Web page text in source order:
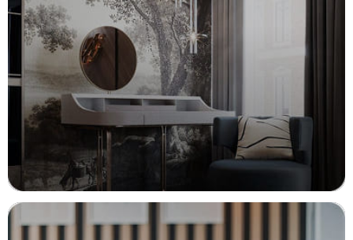
Преобразим ваше пространство